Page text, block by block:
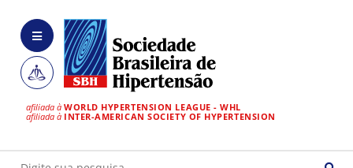
afiliada à WORLD HYPERTENSION LEAGUE - WHL
afiliada à INTER-AMERICAN SOCIETY OF HYPERTENSION